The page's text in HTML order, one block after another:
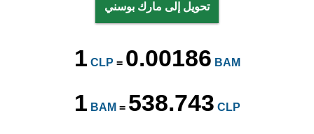
تحويل إلى مارك بوسني
1 CLP = 0.00186 BAM
1 BAM = 538.743 CLP